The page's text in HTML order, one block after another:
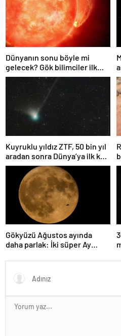
Dünyanın sonu böyle mi
gelecek? Gök bilimciler ilk
kez sönen yıldızın gezegeni
yutmasına tanık oldu
Kuyruklu yıldız ZTF, 50 bin yıl
aradan sonra Dünya’ya ilk kez
çok yaklaşacak
Gökyüzü Ağustos ayında
daha parlak: İki süper Ay